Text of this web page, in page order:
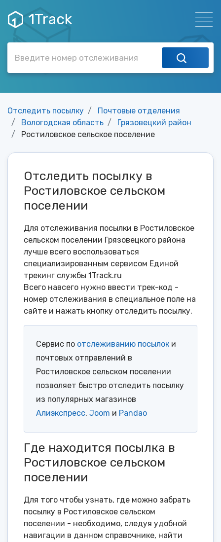
1Track
Отследить посылку
Почтовые отделения
Вологодская область
Грязовецкий район
Ростиловское сельское поселение
Отследить посылку в
Ростиловское сельском
поселении
Для отслеживания посылки в Ростиловское
сельском поселении Грязовецкого района
лучше всего воспользоваться
специализированным сервисом Единой
трекинг службы 1Track.ru
Всего навсего нужно ввести трек-код -
номер отслеживания в специальное поле на
сайте и нажать кнопку отследить посылку.
Сервис по отслеживанию посылок и
почтовых отправлений в
Ростиловское сельском поселении
позволяет быстро отследить посылку
из популярных магазинов
Алиэкспресс, Joom и Pandao
Где находится посылка в
Ростиловское сельском
поселении
Для того чтобы узнать, где можно забрать
посылку в Ростиловское сельском
поселении - необходимо, следуя удобной
навигации в данном справочнике, найти